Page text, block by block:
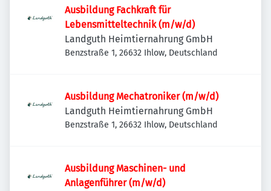
Ausbildung Fachkraft für
Lebensmitteltechnik (m/w/d)
Landguth Heimtiernahrung GmbH
Benzstraße 1, 26632 Ihlow, Deutschland
Ausbildung Mechatroniker (m/w/d)
Landguth Heimtiernahrung GmbH
Benzstraße 1, 26632 Ihlow, Deutschland
Ausbildung Maschinen- und
Anlagenführer (m/w/d)